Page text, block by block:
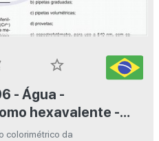
star_border
hexavalente -
da difenilcarbazida
colorimétrico da